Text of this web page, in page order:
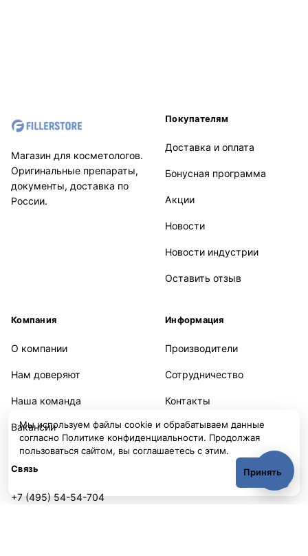
Мы используем файлы cookie и обрабатываем данные
согласно Политике конфиденциальности. Продолжая
пользоваться сайтом, вы соглашаетесь с этим.
Принять
Магазин для косметологов.
Оригинальные препараты,
документы, доставка по
России.
Покупателям
Доставка и оплата
Бонусная программа
Акции
Новости
Новости индустрии
Оставить отзыв
Компания
О компании
Нам доверяют
Наша команда
Вакансии
Информация
Производители
Сотрудничество
Контакты
Связь
+7 (495) 54-54-704